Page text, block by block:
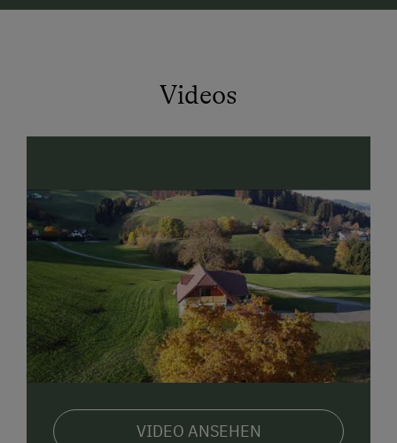
errichtet und strahlt eine angenehme Wärme aus.
empfehlenswert ist eine Wanderung auf den
Graz, in die Südoststeiermark und auf das Grazer
entgehen lassen.
Da unser Hof trotz seiner ruhigen Lage nur 2
Autominuten von Semriach entfernt ist, befinden sich
das Freibad, Einkaufsmöglichkeiten und Gasthöfe in
unmittelbarer Nähe.
Videos
VIDEO ANSEHEN